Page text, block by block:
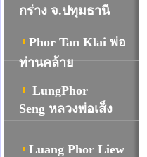
กร่าง จ.ปทุมธานี
Phor Tan Klai พ่อ
ท่านคล้าย
LungPhor
Seng หลวงพ่อเส็ง
Luang Phor Liew